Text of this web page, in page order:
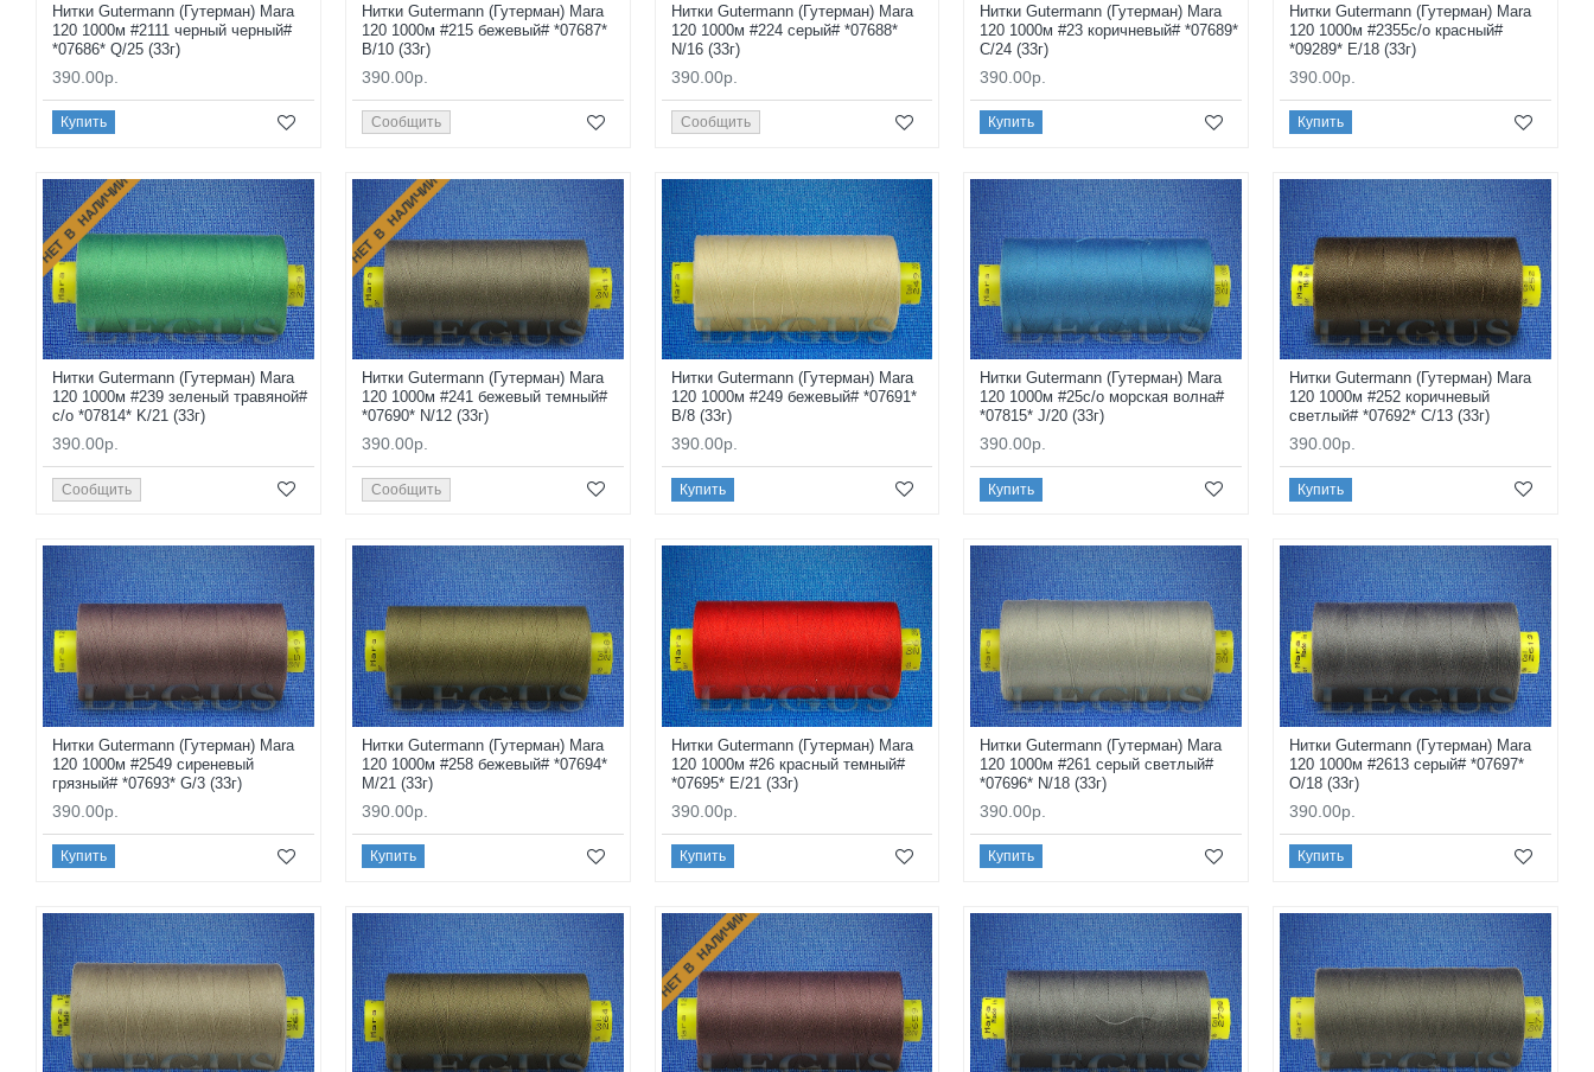
Нитки Gutermann (Гутерман) Mara
120 1000м #2111 черный черный#
*07686* Q/25 (33г)
390.00р.
Купить
Нитки Gutermann (Гутерман) Mara
120 1000м #215 бежевый# *07687*
B/10 (33г)
390.00р.
Сообщить
Нитки Gutermann (Гутерман) Mara
120 1000м #224 серый# *07688*
N/16 (33г)
390.00р.
Сообщить
Нитки Gutermann (Гутерман) Mara
120 1000м #23 коричневый# *07689*
C/24 (33г)
390.00р.
Купить
Нитки Gutermann (Гутерман) Mara
120 1000м #2355с/о красный#
*09289* E/18 (33г)
390.00р.
Купить
НЕТ В НАЛИЧИИ
Нитки Gutermann (Гутерман) Mara
120 1000м #239 зеленый травяной#
с/о *07814* K/21 (33г)
390.00р.
Сообщить
НЕТ В НАЛИЧИИ
Нитки Gutermann (Гутерман) Mara
120 1000м #241 бежевый темный#
*07690* N/12 (33г)
390.00р.
Сообщить
Нитки Gutermann (Гутерман) Mara
120 1000м #249 бежевый# *07691*
B/8 (33г)
390.00р.
Купить
Нитки Gutermann (Гутерман) Mara
120 1000м #25с/о морская волна#
*07815* J/20 (33г)
390.00р.
Купить
Нитки Gutermann (Гутерман) Mara
120 1000м #252 коричневый
светлый# *07692* C/13 (33г)
390.00р.
Купить
Нитки Gutermann (Гутерман) Mara
120 1000м #2549 сиреневый
грязный# *07693* G/3 (33г)
390.00р.
Купить
Нитки Gutermann (Гутерман) Mara
120 1000м #258 бежевый# *07694*
M/21 (33г)
390.00р.
Купить
Нитки Gutermann (Гутерман) Mara
120 1000м #26 красный темный#
*07695* E/21 (33г)
390.00р.
Купить
Нитки Gutermann (Гутерман) Mara
120 1000м #261 серый светлый#
*07696* N/18 (33г)
390.00р.
Купить
Нитки Gutermann (Гутерман) Mara
120 1000м #2613 серый# *07697*
O/18 (33г)
390.00р.
Купить
НЕТ В НАЛИЧИИ